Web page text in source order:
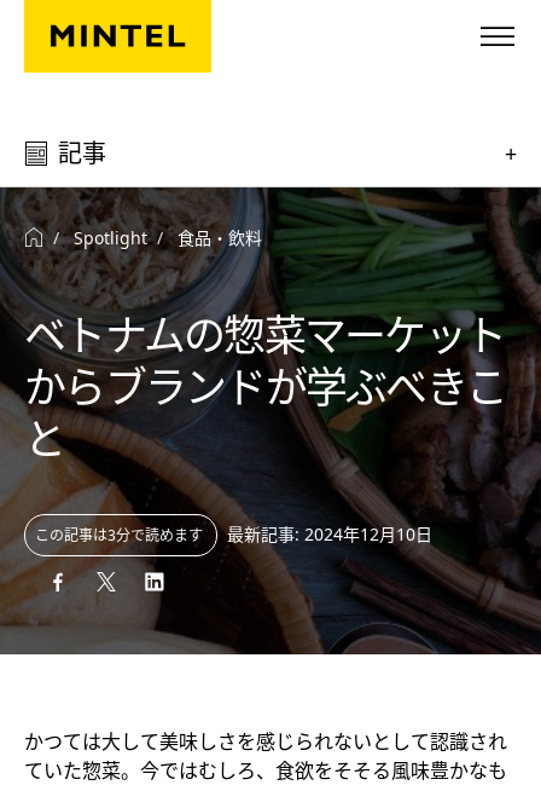
Skip to main content
記事 +
Spotlight 食品・飲料
ベトナムの惣菜マーケット
からブランドが学ぶべきこ
と
この記事は3分で読めます 最新記事: 2024年12月10日
かつては大して美味しさを感じられないとして認識され
ていた惣菜。今ではむしろ、食欲をそそる風味豊かなも